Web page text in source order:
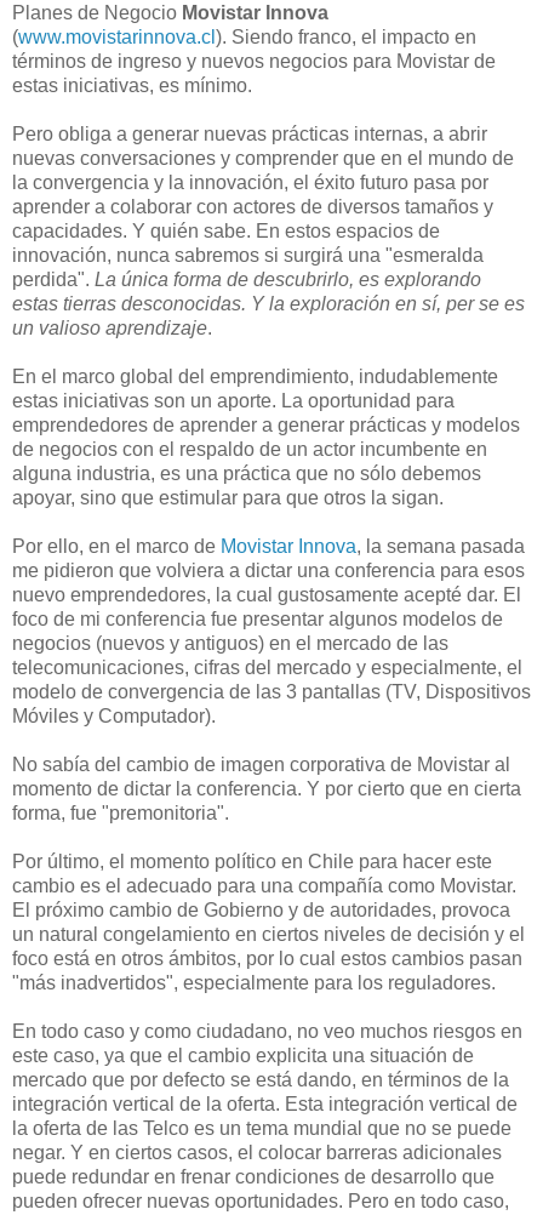
Planes de Negocio Movistar Innova
(www.movistarinnova.cl ). Siendo franco, el impacto en
términos de ingreso y nuevos negocios para Movistar de
estas iniciativas, es mínimo.
Pero obliga a generar nuevas prácticas internas, a abrir
nuevas conversaciones y comprender que en el mundo de
la convergencia y la innovación, el éxito futuro pasa por
aprender a colaborar con actores de diversos tamaños y
capacidades. Y quién sabe. En estos espacios de
innovación, nunca sabremos si surgirá una "esmeralda
perdida". La única forma de descubrirlo, es explorando
estas tierras desconocidas. Y la exploración en sí, per se es
un valioso aprendizaje.
En el marco global del emprendimiento, indudablemente
estas iniciativas son un aporte. La oportunidad para
emprendedores de aprender a generar prácticas y modelos
de negocios con el respaldo de un actor incumbente en
alguna industria, es una práctica que no sólo debemos
apoyar, sino que estimular para que otros la sigan.
Por ello, en el marco de Movistar Innova, la semana pasada
me pidieron que volviera a dictar una conferencia para esos
nuevo emprendedores, la cual gustosamente acepté dar. El
foco de mi conferencia fue presentar algunos modelos de
negocios (nuevos y antiguos) en el mercado de las
telecomunicaciones, cifras del mercado y especialmente, el
modelo de convergencia de las 3 pantallas (TV, Dispositivos
Móviles y Computador).
No sabía del cambio de imagen corporativa de Movistar al
momento de dictar la conferencia. Y por cierto que en cierta
forma, fue "premonitoria".
Por último, el momento político en Chile para hacer este
cambio es el adecuado para una compañía como Movistar.
El próximo cambio de Gobierno y de autoridades, provoca
un natural congelamiento en ciertos niveles de decisión y el
foco está en otros ámbitos, por lo cual estos cambios pasan
"más inadvertidos", especialmente para los reguladores.
En todo caso y como ciudadano, no veo muchos riesgos en
este caso, ya que el cambio explicita una situación de
mercado que por defecto se está dando, en términos de la
integración vertical de la oferta. Esta integración vertical de
la oferta de las Telco es un tema mundial que no se puede
negar. Y en ciertos casos, el colocar barreras adicionales
puede redundar en frenar condiciones de desarrollo que
pueden ofrecer nuevas oportunidades. Pero en todo caso,